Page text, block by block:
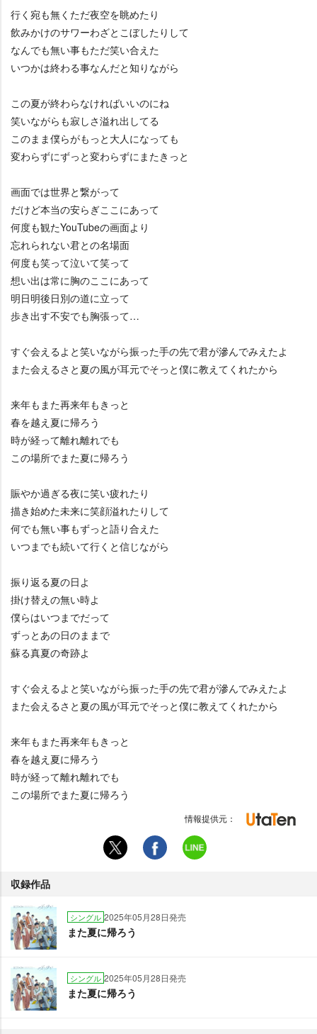
行く宛も無くただ夜空を眺めたり
飲みかけのサワーわざとこぼしたりして
なんでも無い事もただ笑い合えた
いつかは終わる事なんだと知りながら
この夏が終わらなければいいのにね
笑いながらも寂しさ溢れ出してる
このまま僕らがもっと大人になっても
変わらずにずっと変わらずにまたきっと
画面では世界と繋がって
だけど本当の安らぎここにあって
何度も観たYouTubeの画面より
忘れられない君との名場面
何度も笑って泣いて笑って
想い出は常に胸のここにあって
明日明後日別の道に立って
歩き出す不安でも胸張って…
すぐ会えるよと笑いながら振った手の先で君が滲んでみえたよ
また会えるさと夏の風が耳元でそっと僕に教えてくれたから
来年もまた再来年もきっと
春を越え夏に帰ろう
時が経って離れ離れでも
この場所でまた夏に帰ろう
賑やか過ぎる夜に笑い疲れたり
描き始めた未来に笑顔溢れたりして
何でも無い事もずっと語り合えた
いつまでも続いて行くと信じながら
振り返る夏の日よ
掛け替えの無い時よ
僕らはいつまでだって
ずっとあの日のままで
蘇る真夏の奇跡よ
すぐ会えるよと笑いながら振った手の先で君が滲んでみえたよ
また会えるさと夏の風が耳元でそっと僕に教えてくれたから
来年もまた再来年もきっと
春を越え夏に帰ろう
時が経って離れ離れでも
この場所でまた夏に帰ろう
情報提供元：
収録作品
シングル 2025年05月28日発売
また夏に帰ろう
シングル 2025年05月28日発売
また夏に帰ろう